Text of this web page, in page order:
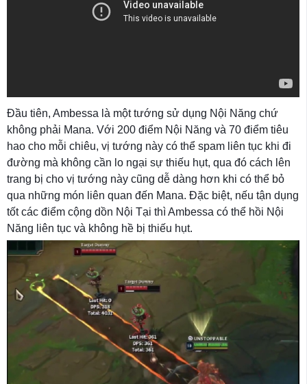
Đầu tiên, Ambessa là một tướng sử dụng Nội Năng chứ
không phải Mana. Với 200 điểm Nội Năng và 70 điểm tiêu
hao cho mỗi chiêu, vị tướng này có thể spam liên tục khi đi
đường mà không cần lo ngại sự thiếu hụt, qua đó cách lên
trang bị cho vị tướng này cũng dễ dàng hơn khi có thể bỏ
qua những món liên quan đến Mana. Đặc biệt, nếu tận dụng
tốt các điểm cộng dồn Nội Tại thì Ambessa có thể hồi Nội
Năng liên tục và không hề bị thiếu hụt.